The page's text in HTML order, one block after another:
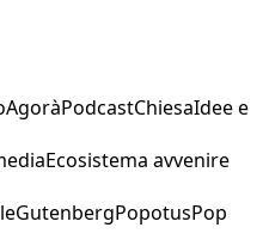
AgoràPodcastChiesaIdee e
Ecosistema avvenire
GutenbergPopotusPop